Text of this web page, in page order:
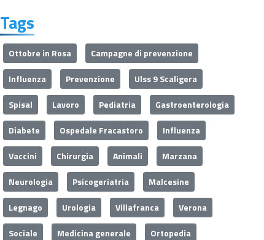
Tags
Ottobre in Rosa
Campagne di prevenzione
Influenza
Prevenzione
Ulss 9 Scaligera
Spisal
Lavoro Pediatria
Gastroenterologia
Diabete
Ospedale Fracastoro
Influenza
Vaccini
Chirurgia Animali
Marzana
Neurologia
Psicogeriatria
Malcesine
Legnago
Urologia Villafranca
Verona
Sociale
Medicina generale
Ortopedia